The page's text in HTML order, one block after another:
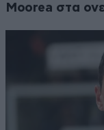
Moorea στα